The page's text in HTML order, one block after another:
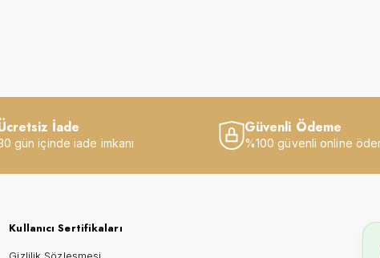
İade
gün içinde iade imkanı
Güvenli Ödeme
%100 güvenli online
Kullanıcı Sertifikaları
Gizlilik Sözleşmesi